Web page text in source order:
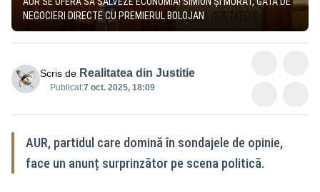
NEGOCIERI DIRECTE CU PREMIERUL BOLOJAN
Scris de Realitatea din Justitie
Publicat:7 oct. 2025, 18:09
AUR, partidul care domină în sondajele de opinie,
face un anunț surprinzător pe scena politică.